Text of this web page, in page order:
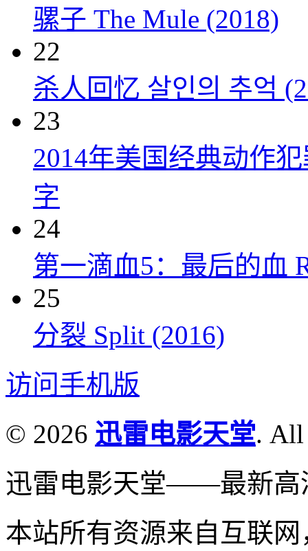
骡子 The Mule (2018)
22
杀人回忆 살인의 추억
23
2014年美国经典动作
字
24
第一滴血5：最后的血
25
分裂 Split (2016)
访问手机版
© 2026 迅雷电影天堂. All
迅雷电影天堂——最新高
本站所有资源来自互联